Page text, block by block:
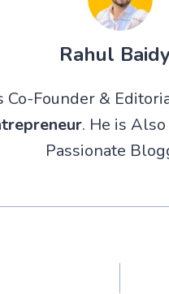
Rahul
Co-Founder &
. He is
Passionate